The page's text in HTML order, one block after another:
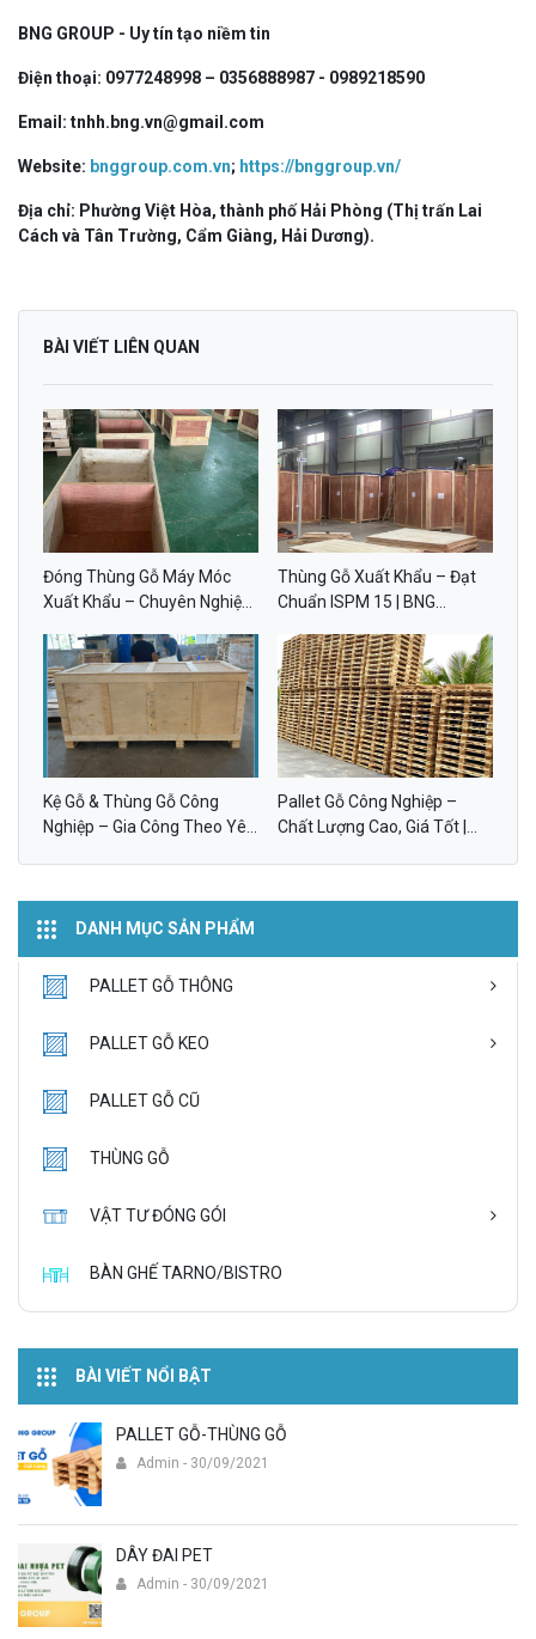
BNG GROUP - Uy tín tạo niềm tin
Điện thoại: 0977248998 – 0356888987 - 0989218590
Email: tnhh.bng.vn@gmail.com
Website: bnggroup.com.vn; https://bnggroup.vn/
Địa chỉ: Phường Việt Hòa, thành phố Hải Phòng (Thị trấn Lai
Cách và Tân Trường, Cẩm Giàng, Hải Dương).
BÀI VIẾT LIÊN QUAN
Đóng Thùng Gỗ Máy Móc
Xuất Khẩu – Chuyên Nghiệp,
GROUP
Thùng Gỗ Xuất Khẩu – Đạt
Chuẩn ISPM 15 | BNG
Kệ Gỗ & Thùng Gỗ Công
Nghiệp – Gia Công Theo Yêu
Pallet Gỗ Công Nghiệp –
Chất Lượng Cao, Giá Tốt |
DANH MỤC SẢN PHẨM
PALLET GỖ THÔNG
PALLET GỖ KEO
PALLET GỖ CŨ
THÙNG GỖ
VẬT TƯ ĐÓNG GÓI
BÀN GHẾ TARNO/BISTRO
BÀI VIẾT NỔI BẬT
PALLET GỖ-THÙNG GỖ
Admin - 30/09/2021
DÂY ĐAI PET
Admin - 30/09/2021